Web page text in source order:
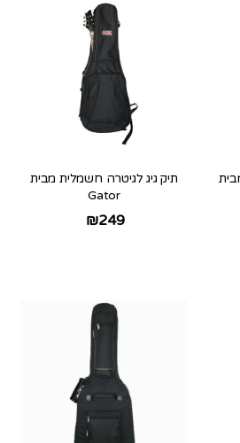
תיק גיג לגיטרה חשמלית מבית
Gator
₪249